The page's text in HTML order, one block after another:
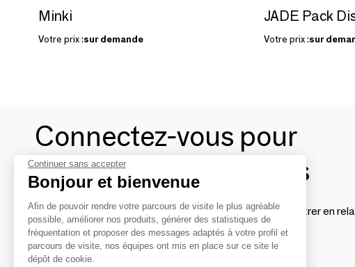
Minki
Votre prix :sur demande
JADE Pack
Votre prix :sur
Connectez-vous pour
contacter les marques
Afin de profiter au mieux de l'expérience MOM et de rentrer en
avec vos marques préférées, créez-vous un compte.
Continuer sans accepter
Bonjour et bienvenue
Afin de pouvoir rendre votre parcours de visite le plus agréable
possible, améliorer nos produits, générer des statistiques de
fréquentation et proposer des messages adaptés à votre profil et
parcours de visite, nos équipes ont mis en place sur ce site le
dépôt de cookie.